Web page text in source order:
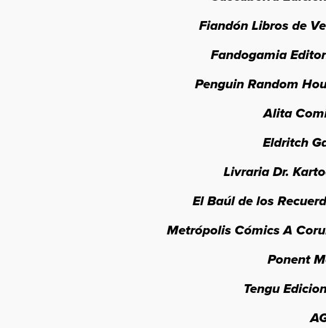
Fiandón Libros de
Fandogamia
Penguin Random
Alita
Eldritch
Livraria Dr.
El Baúl de los
Metrópolis Cómics A
Ponent
Tengu